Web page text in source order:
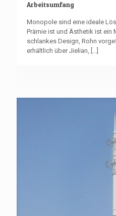
Arbeitsumfang
Monopole sind eine ideale
Prämie ist und Ästhetik ist ein
schlankes Design, Rohn
erhältlich über Jielian, [...]